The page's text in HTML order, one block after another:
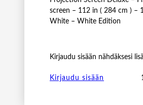
screen – 112 in ( 284 cm ) –
White – White Edition
Kirjaudu sisään nähdäksesi
Kirjaudu sisään